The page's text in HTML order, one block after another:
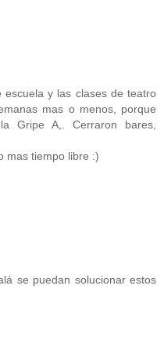
y las clases de teatro
mas o menos, porque
Gripe A,. Cerraron bares,
mas tiempo libre :)
se puedan solucionar estos